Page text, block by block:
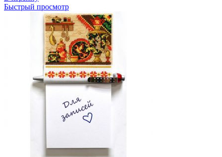
Быстрый просмотр